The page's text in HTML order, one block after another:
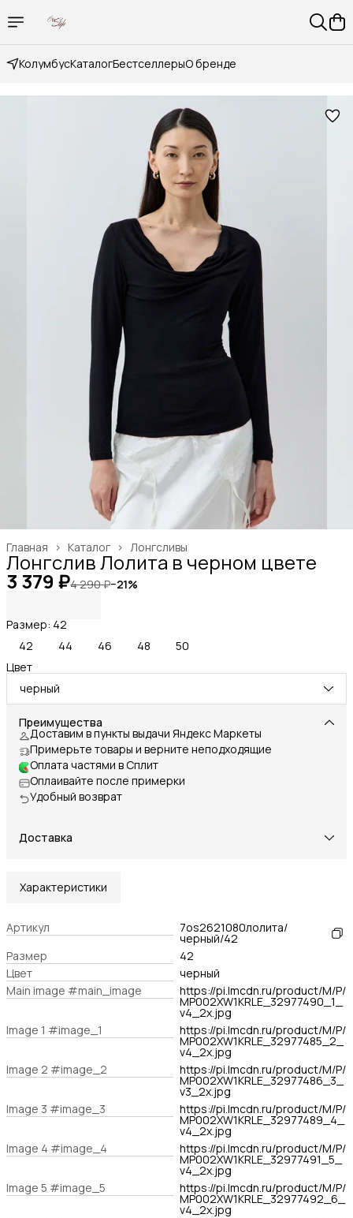
КолумбусКаталогБестселлерыО бренде
Лонгсливы
Каталог ›
Главная ›
Лонгслив Лолита в черном цвете
3 379 ₽4 290 ₽−21%
Размер: 42
42
44 46 48
50
Цвет
черный
Преимущества
Доставим в пункты выдачи Яндекс Маркеты
Примерьте товары и верните неподходящие
Оплата частями в Сплит
Оплаивайте после примерки
Удобный возврат
Доставка
Характеристики
Артикул 7os2621080лолита/
черный/42
Размер
42
Цвет
черный
Main image #main_image
https://pi.lmcdn.ru/product/M/P/
MP002XW1KRLE_32977490_1_
v4_2x.jpg
Image 1 #image_1
https://pi.lmcdn.ru/product/M/P/
MP002XW1KRLE_32977485_2_
v4_2x.jpg
Image 2 #image_2
https://pi.lmcdn.ru/product/M/P/
MP002XW1KRLE_32977486_3_
v3_2x.jpg
Image 3 #image_3
https://pi.lmcdn.ru/product/M/P/
MP002XW1KRLE_32977489_4_
v4_2x.jpg
Image 4 #image_4
https://pi.lmcdn.ru/product/M/P/
MP002XW1KRLE_32977491_5_
v4_2x.jpg
Image 5 #image_5
https://pi.lmcdn.ru/product/M/P/
MP002XW1KRLE_32977492_6_
v4_2x.jpg